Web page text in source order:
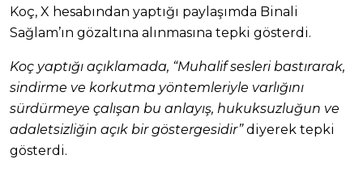
Koç, X hesabından yaptığı paylaşımda Binali
Sağlam’ın gözaltına alınmasına tepki gösterdi.
Koç yaptığı açıklamada, “Muhalif sesleri bastırarak,
sindirme ve korkutma yöntemleriyle varlığını
sürdürmeye çalışan bu anlayış, hukuksuzluğun ve
adaletsizliğin açık bir göstergesidir”diyerek tepki
gösterdi.